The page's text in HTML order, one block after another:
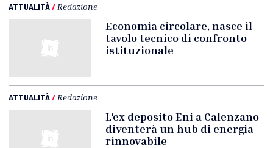
ATTUALITÀ/ Redazione
Economia circolare, nasce il
tavolo tecnico di confronto
istituzionale
ATTUALITÀ/ Redazione
L'ex deposito Eni a Calenzano
diventerà un hub di energia
rinnovabile